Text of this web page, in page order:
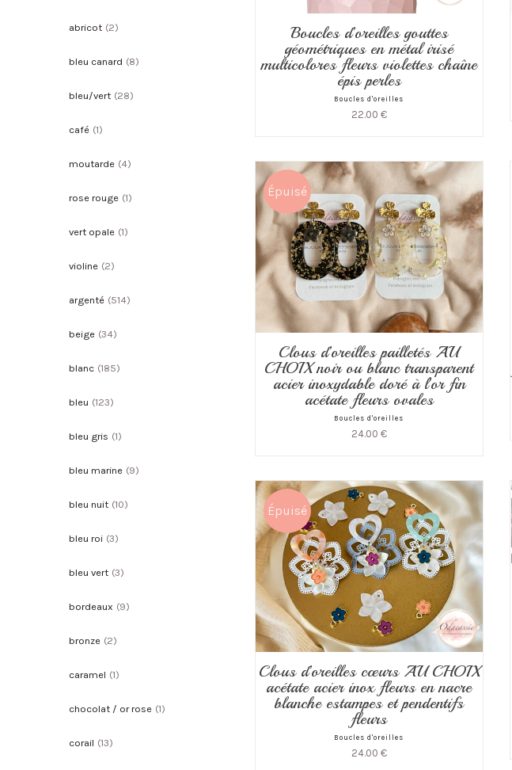
Boucles d’oreilles gouttes
géométriques en métal irisé
multicolores fleurs violettes chaîne
épis perles
Boucles d'oreilles
22.00 €
Épuisé
Clous d’oreilles pailletés AU
CHOIX noir ou blanc transparent
acier inoxydable doré à l’or fin
acétate fleurs ovales
Boucles d'oreilles
24.00 €
Épuisé
Clous d’oreilles cœurs AU CHOIX
acétate acier inox fleurs en nacre
blanche estampes et pendentifs
fleurs
Boucles d'oreilles
24.00 €
abricot (2)
bleu canard (8)
bleu/vert (28)
café (1)
moutarde (4)
rose rouge (1)
vert opale (1)
violine (2)
argenté (514)
beige (34)
blanc (185)
bleu (123)
bleu gris (1)
bleu marine (9)
bleu nuit (10)
bleu roi (3)
bleu vert (3)
bordeaux (9)
bronze (2)
caramel (1)
chocolat / or rose (1)
corail (13)